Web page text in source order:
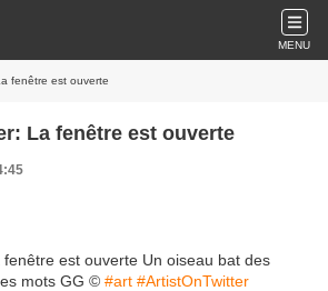
MENU
fenêtre est ouverte
La fenêtre est ouverte
fenêtre est ouverte Un oiseau bat des
mots GG © #art #ArtistOnTwitter